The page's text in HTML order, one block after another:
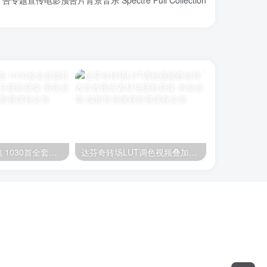
婚礼背景音乐包 1030首全套婚礼音乐 婚礼剪辑音乐 达芬奇转场LUT调色视频叠加特效音效预设素材包